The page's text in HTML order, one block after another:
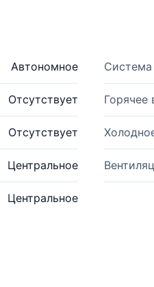
Автономное Система
Отсутствует Горячее
Отсутствует
Центральное
Центральное